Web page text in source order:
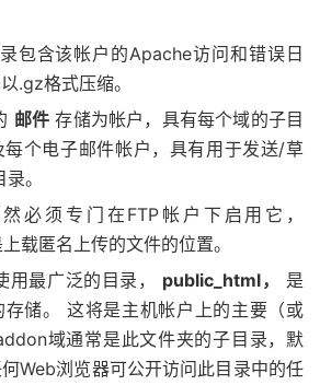
包含该帐户的Apache访问和错误日
.gz格式压缩。
邮件 存储为帐户，具有每个域的子目
每个电子邮件帐户，具有用于发送/草
。
必须专门在FTP帐户下启用它，
载匿名上传的文件的位置。
用最广泛的目录， public_html，
是
存储。 这将是主机帐户上的主要（或
域通常是此文件夹的子目录，默
Web浏览器可公开访问此目录中的任